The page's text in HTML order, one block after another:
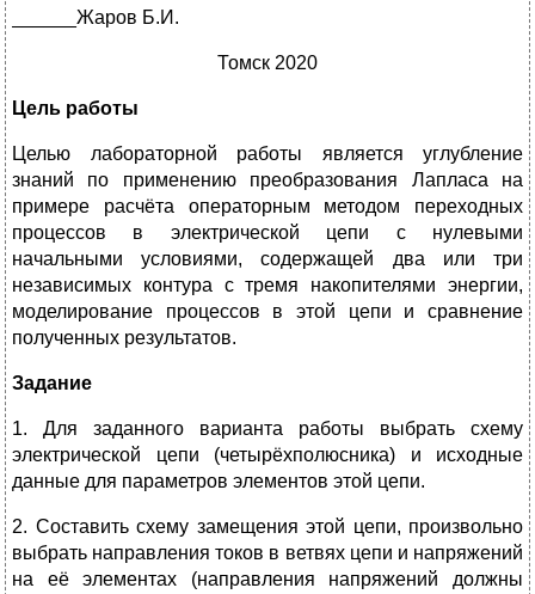
______Жаров Б.И.
Томск 2020
Цель работы
Целью лабораторной работы является углубление
знаний по применению преобразования Лапласа на
примере расчёта операторным методом переходных
процессов в электрической цепи с нулевыми
начальными условиями, содержащей два или три
независимых контура с тремя накопителями энергии,
моделирование процессов в этой цепи и сравнение
полученных результатов.
Задание
1. Для заданного варианта работы выбрать схему
электрической цепи (четырёхполюсника) и исходные
данные для параметров элементов этой цепи.
2. Составить схему замещения этой цепи, произвольно
выбрать направления токов в ветвях цепи и напряжений
на её элементах (направления напряжений должны